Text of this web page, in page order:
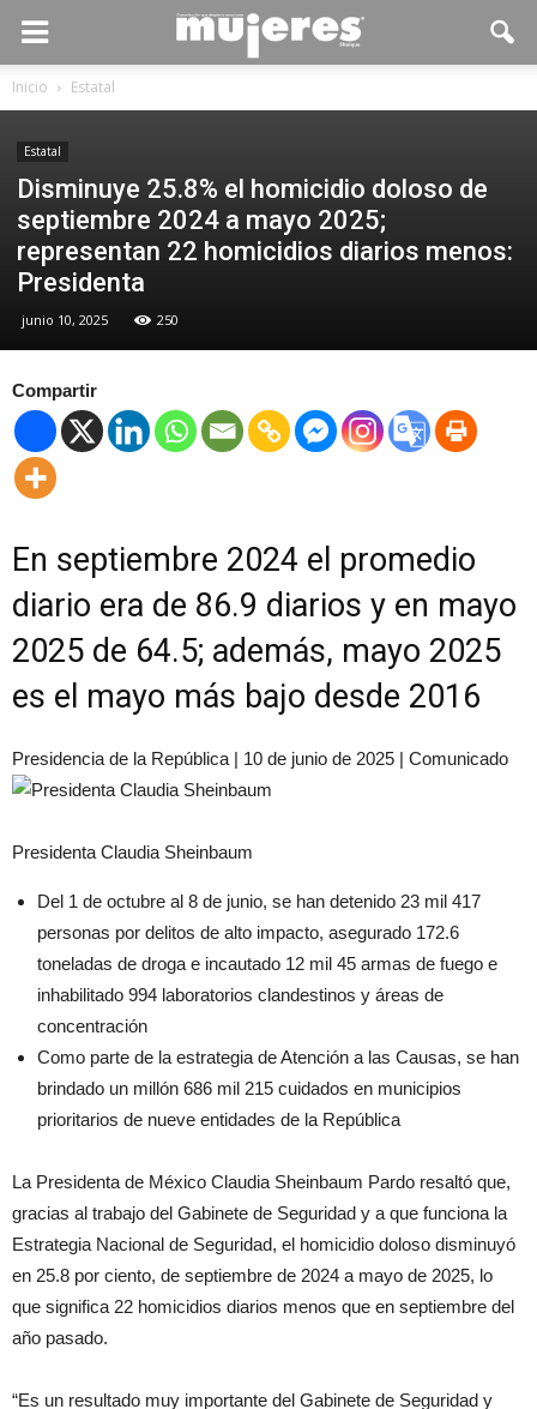
Inicio Estatal
Estatal
Disminuye 25.8% el homicidio doloso de
septiembre 2024 a mayo 2025;
representan 22 homicidios diarios menos:
Presidenta
junio 10, 2025 250
Compartir
En septiembre 2024 el promedio
diario era de 86.9 diarios y en mayo
2025 de 64.5; además, mayo 2025
es el mayo más bajo desde 2016
Presidencia de la República | 10 de junio de 2025 | Comunicado
Presidenta Claudia Sheinbaum
Del 1 de octubre al 8 de junio, se han detenido 23 mil 417
personas por delitos de alto impacto, asegurado 172.6
toneladas de droga e incautado 12 mil 45 armas de fuego e
inhabilitado 994 laboratorios clandestinos y áreas de
concentración
Como parte de la estrategia de Atención a las Causas, se han
brindado un millón 686 mil 215 cuidados en municipios
prioritarios de nueve entidades de la República
La Presidenta de México Claudia Sheinbaum Pardo resaltó que,
gracias al trabajo del Gabinete de Seguridad y a que funciona la
Estrategia Nacional de Seguridad, el homicidio doloso disminuyó
en 25.8 por ciento, de septiembre de 2024 a mayo de 2025, lo
que significa 22 homicidios diarios menos que en septiembre del
año pasado.
“Es un resultado muy importante del Gabinete de Seguridad y